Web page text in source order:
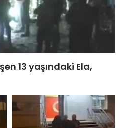
13 yaşındaki Ela,